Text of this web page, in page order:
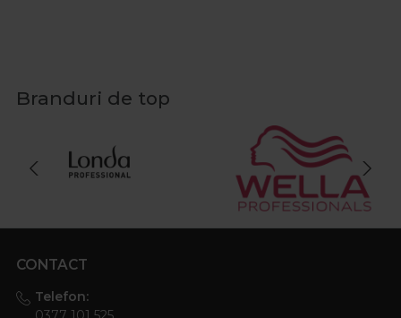
Branduri de top
CONTACT
Telefon: